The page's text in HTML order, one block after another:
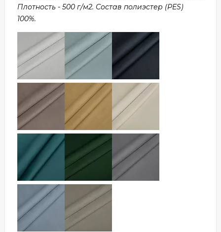
Плотность - 500 г/м2. Состав полиэстер (PES)
100%.